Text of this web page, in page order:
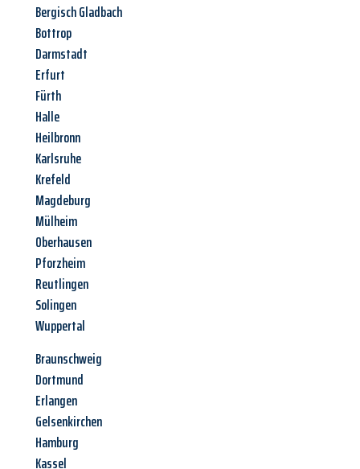
Bergisch Gladbach
Bottrop
Darmstadt
Erfurt
Fürth
Halle
Heilbronn
Karlsruhe
Krefeld
Magdeburg
Mülheim
Oberhausen
Pforzheim
Reutlingen
Solingen
Wuppertal
Braunschweig
Dortmund
Erlangen
Gelsenkirchen
Hamburg
Kassel